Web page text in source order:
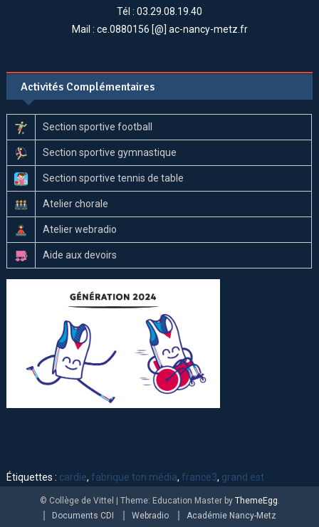
Tél : 03.29.08.19.40
Mail : ce.0880156 [@] ac-nancy-metz.fr
Activités Complémentaires
Section sportive football
Section sportive gymnastique
Section sportive tennis de table
Atelier chorale
Atelier webradio
Aide aux devoirs
Étiquettes : cardie, fabrique ton média, france3, grand est
© Collège de Vittel Theme: Education Master by ThemeEgg.
Documents CDI
Webradio Académie Nancy-Metz